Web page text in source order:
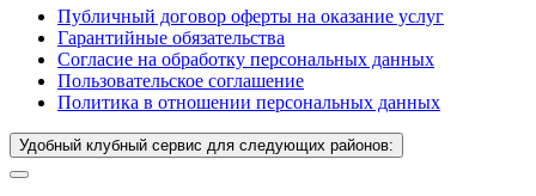
Публичный договор оферты на оказание услуг
Гарантийные обязательства
Согласие на обработку персональных данных
Пользовательское соглашение
Политика в отношении персональных данных
Удобный клубный сервис для следующих районов: